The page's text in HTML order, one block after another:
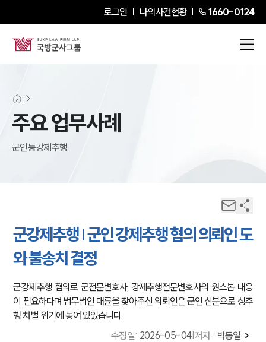
로그인 나의사건현황 1660-0124
주요 업무사례
군인등강제추행
군강제추행 | 군인 강제추행 혐의 의뢰인 도
와 불송치 결정
군강제추행 혐의로 군전문변호사, 강제추행전문변호사의 원스톱 대응
이 필요하다며 법무법인 대륜을 찾아주신 의뢰인은 군인 신분으로 성추
행 처벌 위기에 놓여 있었습니다.
수정일: 2026-05-04 저자 : 박동일